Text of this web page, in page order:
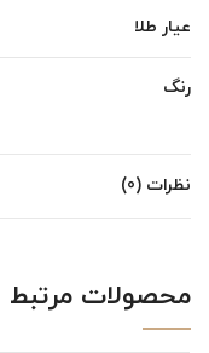
عیار طلا
رنگ
نظرات (0)
محصولات مرتبط